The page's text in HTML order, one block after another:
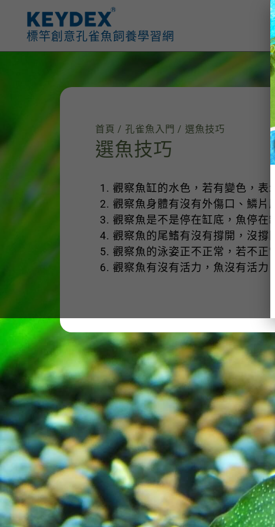
要
標竿創意孔雀魚飼養學習網
首頁 / 孔雀魚入門 / 選魚技巧
選魚技巧
觀察魚缸的水色，若有變色，表
觀察魚身體有沒有外傷口、鱗片
觀察魚是不是停在缸底，魚停在
觀察魚的尾鰭有沒有撐開，沒撐
觀察魚的泳姿正不正常，若不正
觀察魚有沒有活力，魚沒有活力